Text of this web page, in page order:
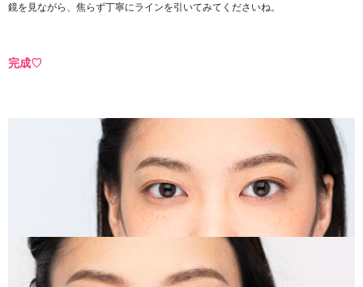
鏡を見ながら、焦らず丁寧にラインを引いてみてくださいね。
完成♡